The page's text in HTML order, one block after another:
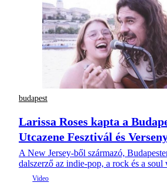
budapest
Larissa Roses kapta a
Utcazene Fesztivál és
A New Jersey-ből származó,
dalszerző az indie-pop, a rock és a